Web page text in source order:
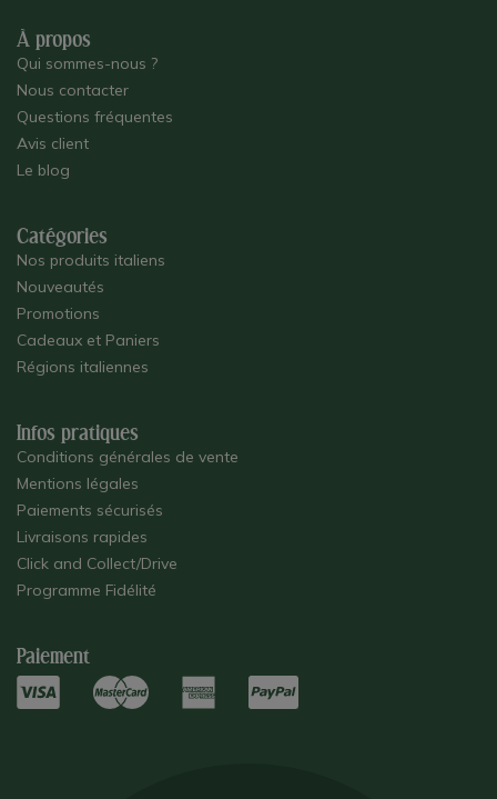
À propos
Qui sommes-nous ?
Nous contacter
Questions fréquentes
Avis client
Le blog
Catégories
Nos produits italiens
Nouveautés
Promotions
Cadeaux et Paniers
Régions italiennes
Infos pratiques
Conditions générales de vente
Mentions légales
Paiements sécurisés
Livraisons rapides
Click and Collect/Drive
Programme Fidélité
Paiement